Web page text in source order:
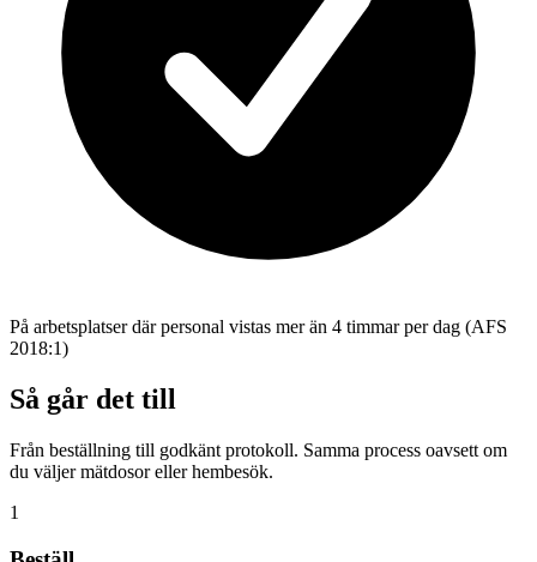
På arbetsplatser där personal vistas mer än 4 timmar per dag (AFS
2018:1)
Så går det till
Från beställning till godkänt protokoll. Samma process oavsett om
du väljer mätdosor eller hembesök.
1